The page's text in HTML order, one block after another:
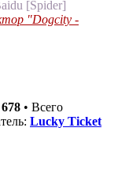
[Spider]
"Dogcity -
678 • Всего
Lucky Ticket